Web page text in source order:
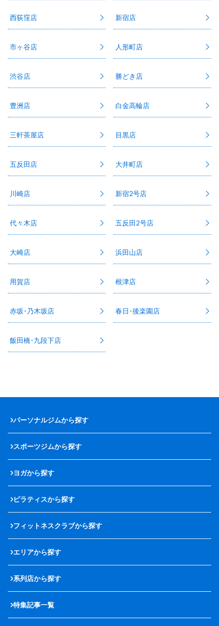
西荻窪店 新宿店
市ヶ谷店 人形町店
渋谷店 勝どき店
豊洲店 白金高輪店
三軒茶屋店 目黒店
五反田店 大井町店
川崎店 新宿2号店
代々木店 五反田2号店
大崎店 浜田山店
用賀店 根津店
赤坂･乃木坂店 春日･後楽園店
飯田橋･九段下店
パーソナルジムから探す
スポーツジムから探す
ヨガから探す
ピラティスから探す
フィットネスクラブから探す
エリアから探す
系列店から探す
特集記事一覧